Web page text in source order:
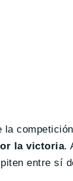
la
la victoria.
entre sí